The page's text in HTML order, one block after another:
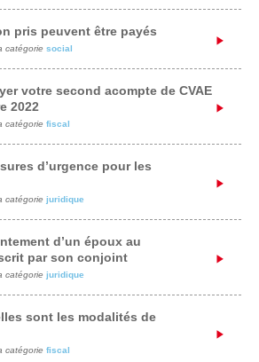
pris peuvent être payés
catégorie social
votre second acompte de CVAE
2022
catégorie fiscal
d’urgence pour les
catégorie juridique
d’un époux au
par son conjoint
catégorie juridique
sont les modalités de
catégorie fiscal